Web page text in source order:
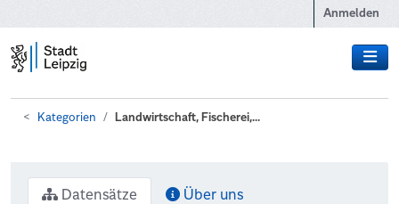
Anmelden
Kategorien Landwirtschaft, Fischerei,...
Datensätze Über uns